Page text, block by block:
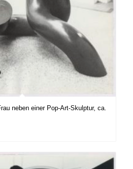
neben einer Pop-Art-Skulptur, ca.